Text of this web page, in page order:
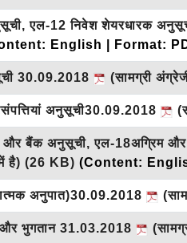
एल-12 निवेश शेयरधारक
English | Format:
30.09.2018 (सामग्री
अनुसूची30.09.2018
बैंक अनुसूची, एल-18अग्रिम और
है) (26 KB) (Content:
अनुपात)30.09.2018
और भुगतान 31.03.2018